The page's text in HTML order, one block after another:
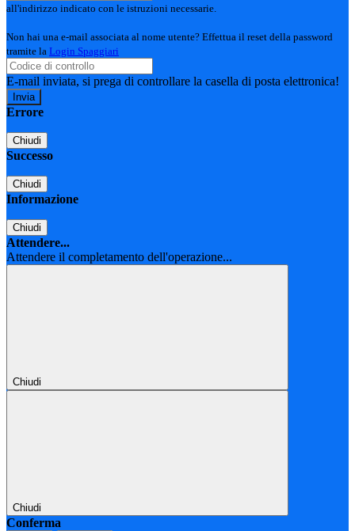
all'indirizzo indicato con le istruzioni necessarie.
Non hai una e-mail associata al nome utente? Effettua il reset della password
tramite la Login Spaggiari
E-mail inviata, si prega di controllare la casella di posta elettronica!
Errore
Chiudi
Successo
Chiudi
Informazione
Chiudi
Attendere...
Attendere il completamento dell'operazione...
Chiudi
Chiudi
Conferma